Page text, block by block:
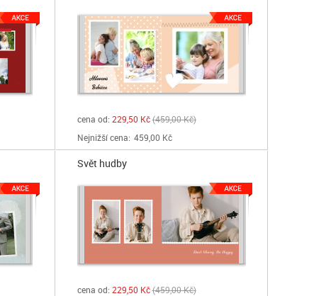
cena od: 229,50 Kč 459,00 Kč
Nejnižší cena: 459,00 Kč
Svět hudby
cena od: 229,50 Kč 459,00 Kč